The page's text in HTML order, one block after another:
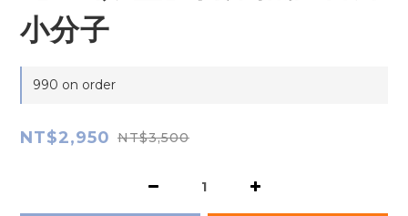
小分子
990 on order
NT$2,950 NT$3,500